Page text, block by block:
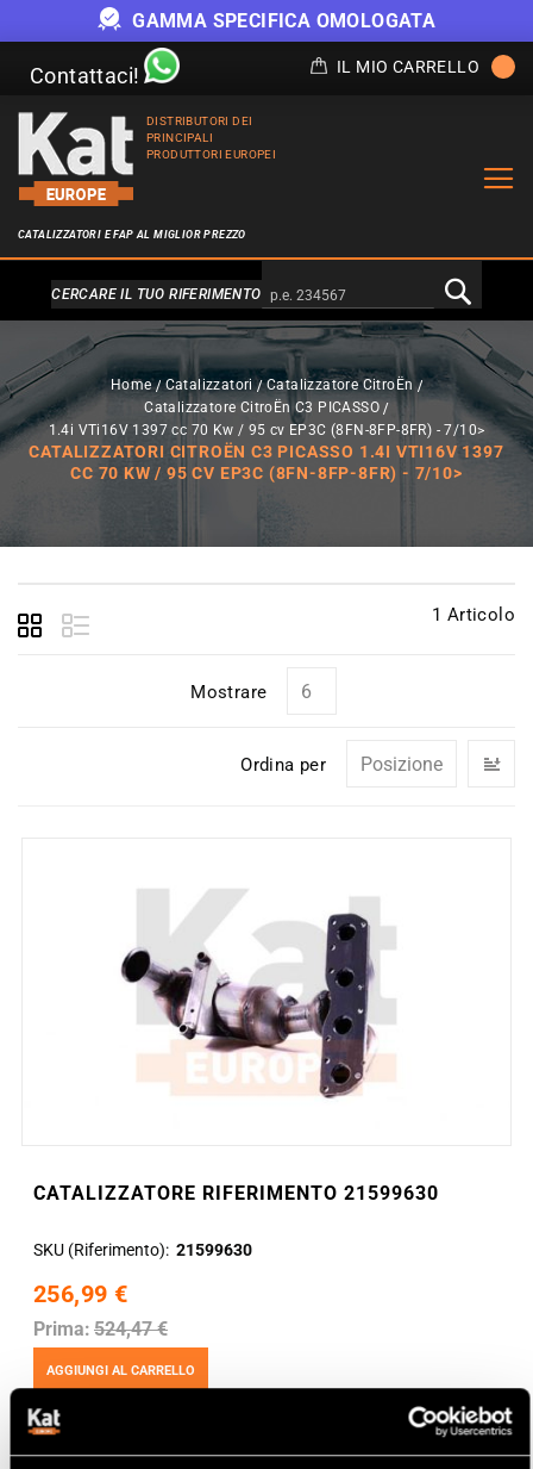
GAMMA SPECIFICA OMOLOGATA
Contattaci! IL MIO CARRELLO
DISTRIBUTORI DEI
PRINCIPALI
PRODUTTORI EUROPEI
CATALIZZATORI E FAP AL MIGLIOR PREZZO
Alternativa a Doofinder
CERCARE IL TUO RIFERIMENTO
Home Catalizzatori Catalizzatore CitroËn
Catalizzatore CitroËn C3 PICASSO
1.4i VTi16V 1397 cc 70 Kw / 95 cv EP3C (8FN-8FP-8FR) - 7/10>
CATALIZZATORI CITROËN C3 PICASSO 1.4I VTI16V 1397
CC 70 KW / 95 CV EP3C (8FN-8FP-8FR) - 7/10>
1 Articolo
Mostrare
Ordina per
CATALIZZATORE RIFERIMENTO 21599630
SKU (Riferimento) 21599630
256,99 €
Prima: 524,47 €
AGGIUNGI AL CARRELLO